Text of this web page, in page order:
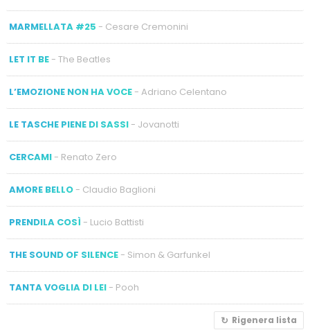
MARMELLATA #25 - Cesare Cremonini
LET IT BE- The Beatles
L’EMOZIONE NON HA VOCE- Adriano Celentano
LE TASCHE PIENE DI SASSI- Jovanotti
CERCAMI- Renato Zero
AMORE BELLO- Claudio Baglioni
PRENDILA COSÌ - Lucio Battisti
THE SOUND OF SILENCE- Simon & Garfunkel
TANTA VOGLIA DI LEI- Pooh
Rigenera lista